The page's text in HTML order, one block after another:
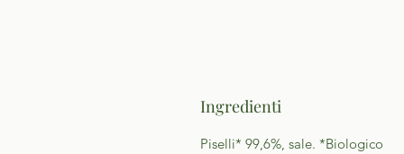
Ingredienti
Piselli* 99,6%, sale. *Biologico